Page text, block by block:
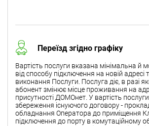
Переїзд згідно графіку
Вартість послуги вказана мінімальна й
від способу підключення на новій адресі
виконання Послуги. Послуга діє, в разі
абонент змінює місце проживання на
присутності ДОМОнет. У вартість
збереження існуючого договору -
обладнання Оператора до приміщення
підключення до порту в комутаційному